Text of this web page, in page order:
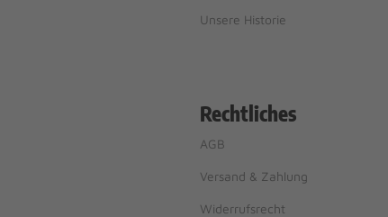
Unsere Historie
Rechtliches
AGB
Versand & Zahlung
Widerrufsrecht